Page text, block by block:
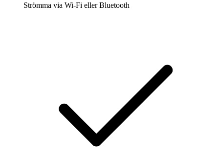
Strömma via Wi-Fi eller Bluetooth